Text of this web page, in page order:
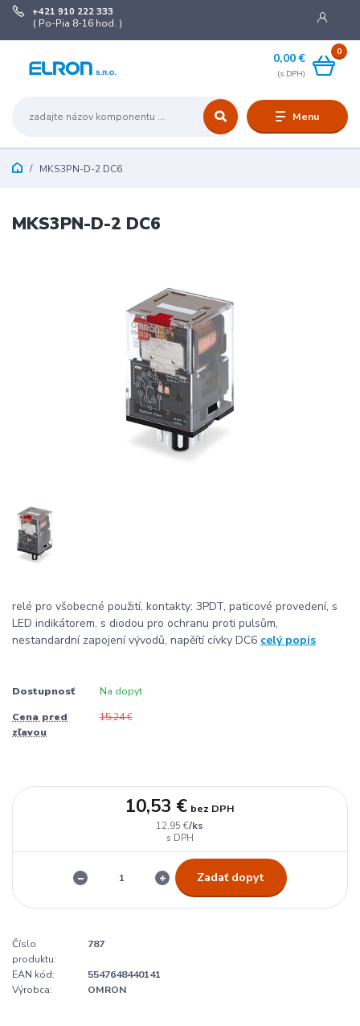
Menu
+421 910 222 333
( Po-Pia 8-16 hod. )
0
0,00 €
MKS3PN-D-2 DC6
MKS3PN-D-2 DC6
relé pro všobecné použití, kontakty: 3PDT, paticové provedení, s
LED indikátorem, s diodou pro ochranu proti pulsům,
nestandardní zapojení vývodů, napěítí cívky DC6 celý popis
Dostupnosť Na dopyt
Cena pred
zľavou
15,24 €
12,95 €/ks
10,53 € bez DPH
Zadať dopyt
Číslo
produktu:
787
EAN kód:
5547648440141
Výrobca:
OMRON